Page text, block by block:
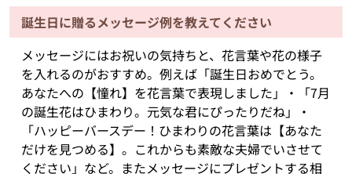
誕生日に贈るメッセージ例を教えてください
メッセージにはお祝いの気持ちと、花言葉や花の様子
を入れるのがおすすめ。例えば「誕生日おめでとう。
あなたへの【憧れ】を花言葉で表現しました」・「7月
の誕生花はひまわり。元気な君にぴったりだね」・
「ハッピーバースデー！ひまわりの花言葉は【あなた
だけを見つめる】。これからも素敵な夫婦でいさせて
ください」など。またメッセージにプレゼントする相